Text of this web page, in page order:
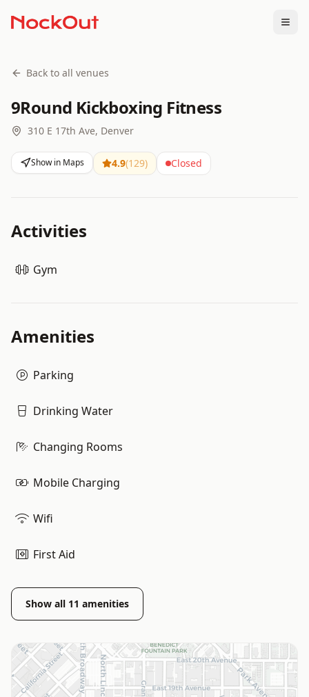
Back to all venues
9Round Kickboxing Fitness
310 E 17th Ave, Denver
Show in Maps 4.9(129) Closed
Activities
Gym
Amenities
Parking
Drinking Water
Changing Rooms
Mobile Charging
Wifi
First Aid
Show all 11 amenities